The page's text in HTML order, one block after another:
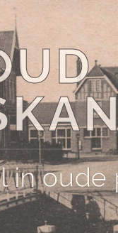
in oude